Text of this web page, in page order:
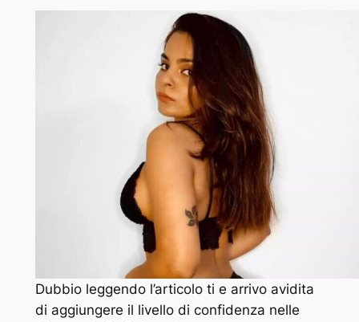
Dubbio leggendo l’articolo ti e arrivo avidita
di aggiungere il livello di confidenza nelle